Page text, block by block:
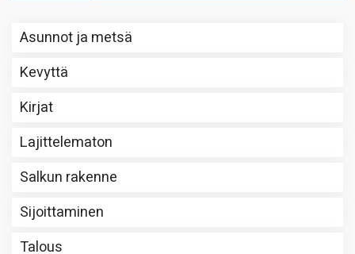
Asunnot ja metsä
Kevyttä
Kirjat
Lajittelematon
Salkun rakenne
Sijoittaminen
Talous